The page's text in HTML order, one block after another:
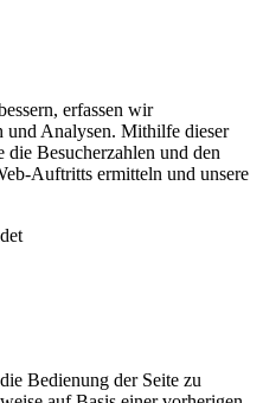
erfassen wir
und Analysen. Mithilfe dieser
Besucherzahlen und den
Auftritts ermitteln und unsere
Bedienung der Seite zu